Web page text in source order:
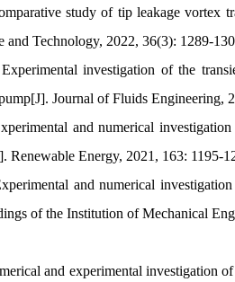
study of tip leakage vortex
and Technology, 2022, 36(3): 1289-
investigation of the
Journal of Fluids Engineering,
and numerical
Renewable Energy, 2021, 163: 1195-
and numerical
of the Institution of Mechanical
and experimental investigation